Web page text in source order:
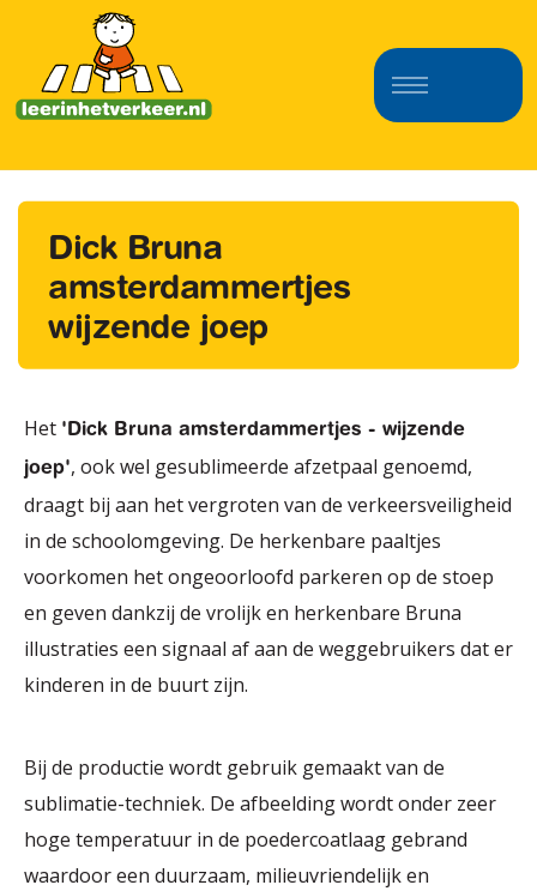
Dick Bruna
amsterdammertjes
wijzende joep
Het 'Dick Bruna amsterdammertjes - wijzende
joep', ook wel gesublimeerde afzetpaal genoemd,
draagt bij aan het vergroten van de verkeersveiligheid
in de schoolomgeving. De herkenbare paaltjes
voorkomen het ongeoorloofd parkeren op de stoep
en geven dankzij de vrolijk en herkenbare Bruna
illustraties een signaal af aan de weggebruikers dat er
kinderen in de buurt zijn.
Bij de productie wordt gebruik gemaakt van de
sublimatie-techniek. De afbeelding wordt onder zeer
hoge temperatuur in de poedercoatlaag gebrand
waardoor een duurzaam, milieuvriendelijk en